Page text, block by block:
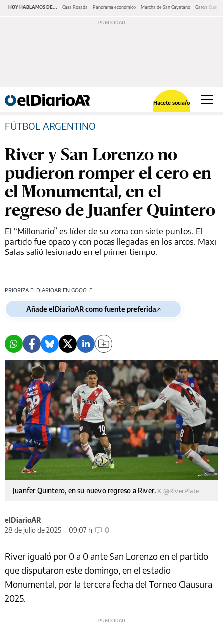
HOY HABLAMOS DE... Casa Rosada Panorama económico Marcha de San Cayetano García Cuerva
Hacete socia/o
FÚTBOL ARGENTINO
River y San Lorenzo no
pudieron romper el cero en
el Monumental, en el
regreso de Juanfer Quintero
El “Millonario” es líder de su zona con siete puntos. El
partido fue opaco y con pocas llegadas en los arcos. Maxi
Salas salió lesionado en el primer tiempo.
PRIORIZA ELDIARIOAR EN GOOGLE
Añade elDiarioAR como fuente preferida
Juanfer Quintero, en su nuevo regreso a River.X @RiverPlate
elDiarioAR
28 de julio de 2025
09:07 h 0
River igualó por 0 a 0 ante San Lorenzo en el partido
que disputaron este domingo, en el estadio
Monumental, por la tercera fecha del Torneo Clausura
2025.